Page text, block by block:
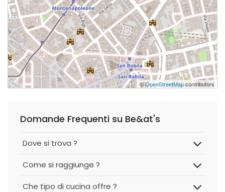
©OpenStreetMapcontributors
Domande Frequenti su Be&at's
Dove si trova ?
Come si raggiunge ?
Che tipo di cucina offre ?